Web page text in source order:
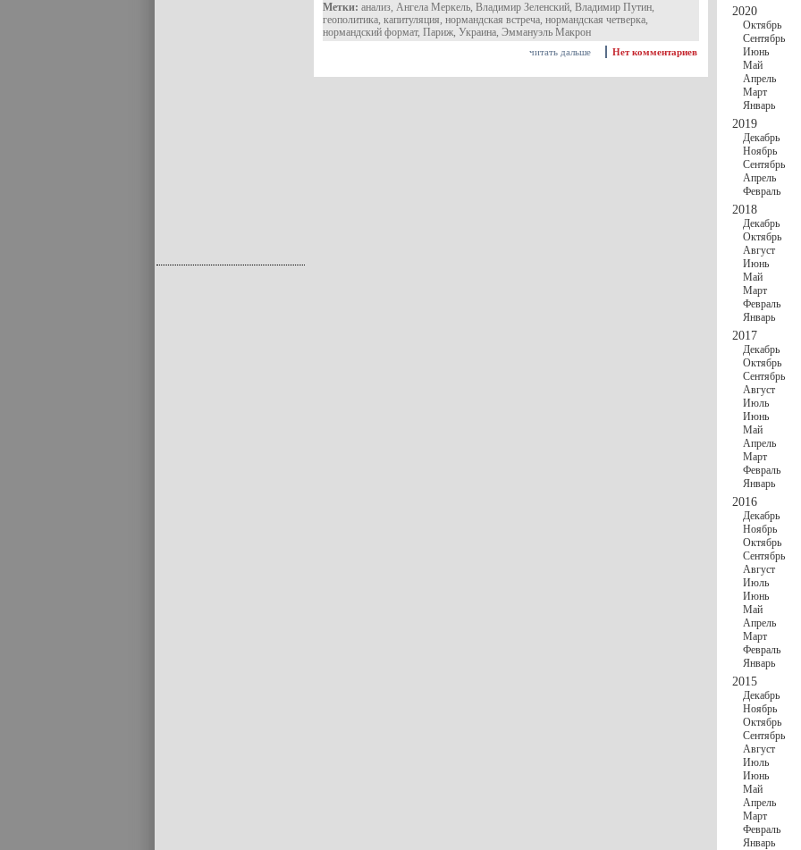
Метки: анализ, Ангела Меркель, Владимир Зеленский, Владимир Путин,
геополитика, капитуляция, нормандская встреча, нормандская четверка,
нормандский формат, Париж, Украина, Эммануэль Макрон
Нет комментариев
читать дальше
2020
Октябрь
Сентябрь
Июнь
Май
Апрель
Март
Январь
2019
Декабрь
Ноябрь
Сентябрь
Апрель
Февраль
2018
Декабрь
Октябрь
Август
Июнь
Май
Март
Февраль
Январь
2017
Декабрь
Октябрь
Сентябрь
Август
Июль
Июнь
Май
Апрель
Март
Февраль
Январь
2016
Декабрь
Ноябрь
Октябрь
Сентябрь
Август
Июль
Июнь
Май
Апрель
Март
Февраль
Январь
2015
Декабрь
Ноябрь
Октябрь
Сентябрь
Август
Июль
Июнь
Май
Апрель
Март
Февраль
Январь